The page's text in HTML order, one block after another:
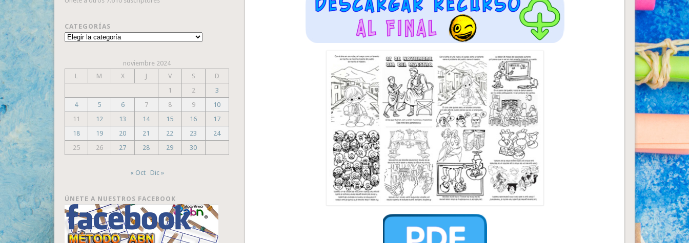
CATEGORÍAS
Categorías
noviembre 2024
L
M X J V S
D
1
2
3
4
5 6 7 8 9
10
11
12 13 14 15 16
17
18
19 20 21 22 23
24
25
26 27 28 29 30
« Oct Dic »
ÚNETE A NUESTROS FACEBOOK